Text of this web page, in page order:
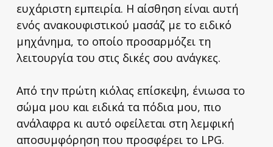
ευχάριστη εμπειρία. Η αίσθηση είναι αυτή
ενός ανακουφιστικού μασάζ με το ειδικό
μηχάνημα, το οποίο προσαρμόζει τη
λειτουργία του στις δικές σου ανάγκες.
Από την πρώτη κιόλας επίσκεψη, ένιωσα το
σώμα μου και ειδικά τα πόδια μου, πιο
ανάλαφρα κι αυτό οφείλεται στη λεμφική
αποσυμφόρηση που προσφέρει το LPG.